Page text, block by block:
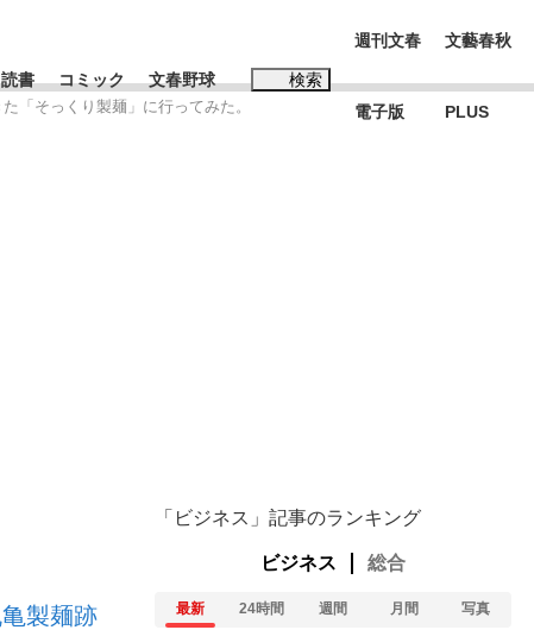
日本代表“敗戦”の真実 選手が明かす...
私のいま
読書 コミック 文春野球 検索
週刊文春
電子版
文藝春秋
PLUS
「そっくり製麺」に行ってみた。
製麺跡
「ビジネス」記事のランキング
ビジネス 総合
最新 24時間 週間 月間 写真